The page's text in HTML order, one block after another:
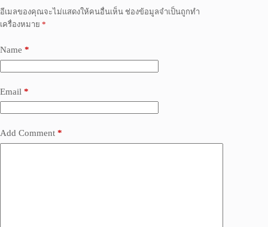
อีเมลของคุณจะไม่แสดงให้คนอื่นเห็น ช่องข้อมูลจำเป็นถูกทำ
เครื่องหมาย *
Name *
Email *
Add Comment *